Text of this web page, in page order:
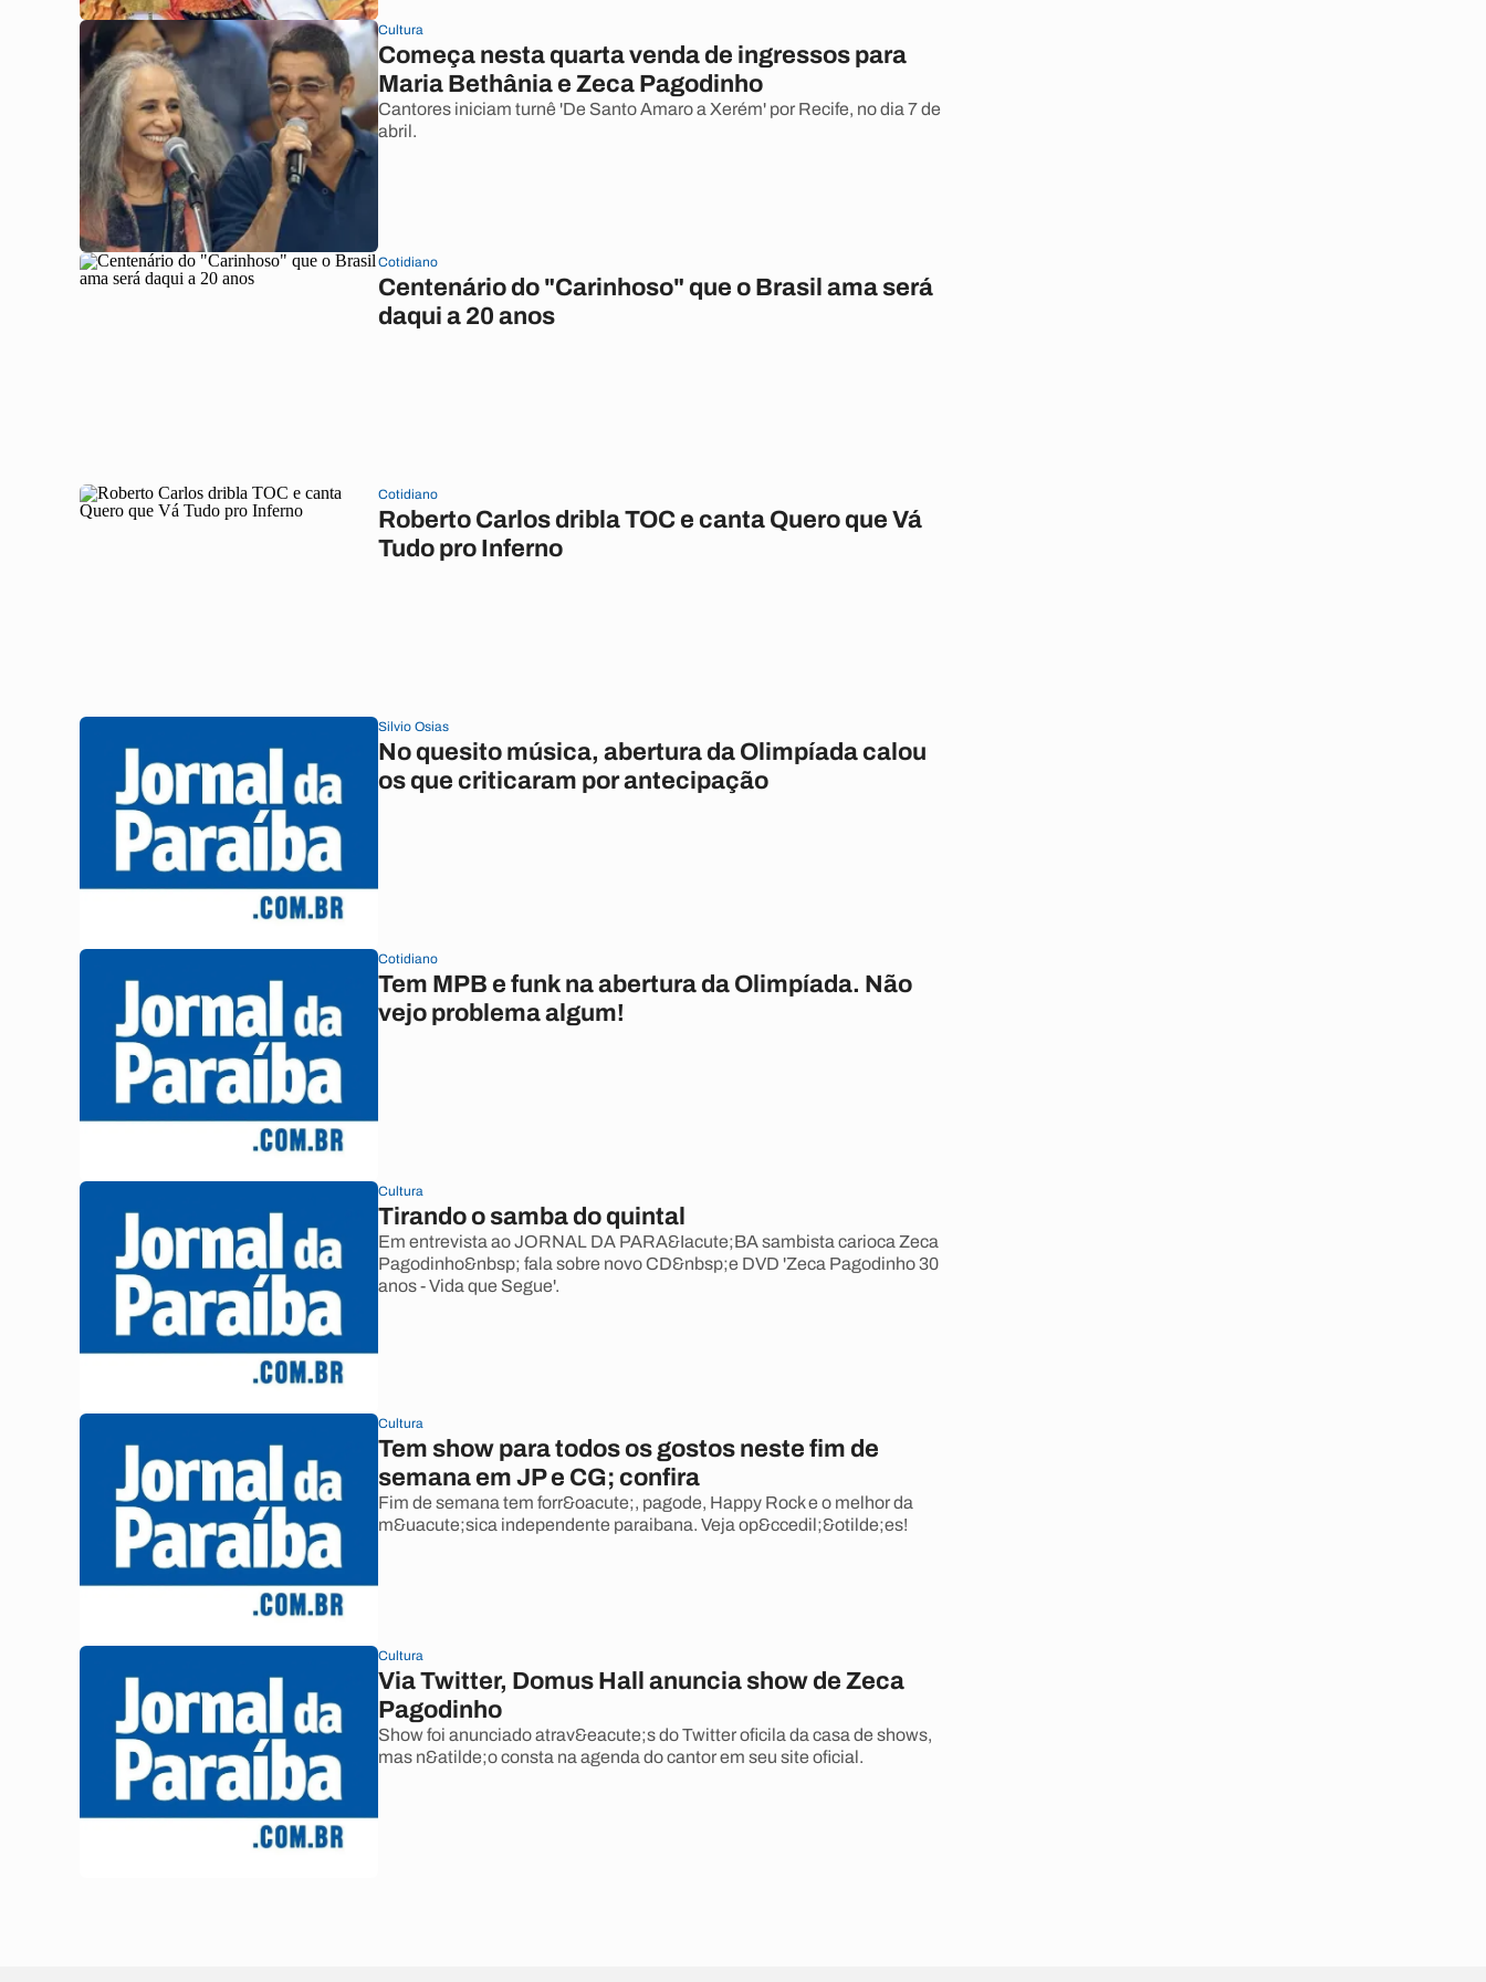
Cultura
Começa nesta quarta venda de ingressos para
Maria Bethânia e Zeca Pagodinho
Cantores iniciam turnê 'De Santo Amaro a Xerém' por Recife, no dia 7 de
abril.
Cotidiano
Centenário do "Carinhoso" que o Brasil ama será
daqui a 20 anos
Cotidiano
Roberto Carlos dribla TOC e canta Quero que Vá
Tudo pro Inferno
Silvio Osias
No quesito música, abertura da Olimpíada calou
os que criticaram por antecipação
Cotidiano
Tem MPB e funk na abertura da Olimpíada. Não
vejo problema algum!
Cultura
Tirando o samba do quintal
Em entrevista ao JORNAL DA PARA&Iacute;BA sambista carioca Zeca
Pagodinho&nbsp; fala sobre novo CD&nbsp;e DVD 'Zeca Pagodinho 30
anos - Vida que Segue'.
Cultura
Tem show para todos os gostos neste fim de
semana em JP e CG; confira
Fim de semana tem forr&oacute;, pagode, Happy Rock e o melhor da
m&uacute;sica independente paraibana. Veja op&ccedil;&otilde;es!
Cultura
Via Twitter, Domus Hall anuncia show de Zeca
Pagodinho
Show foi anunciado atrav&eacute;s do Twitter oficila da casa de shows,
mas n&atilde;o consta na agenda do cantor em seu site oficial.